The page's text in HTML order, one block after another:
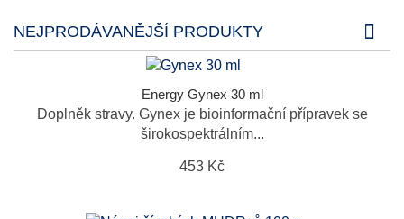
NEJPRODÁVANĚJŠÍ PRODUKTY
Energy Gynex 30 ml
Doplněk stravy. Gynex je bioinformační přípravek se
širokospektrálním...
453 Kč